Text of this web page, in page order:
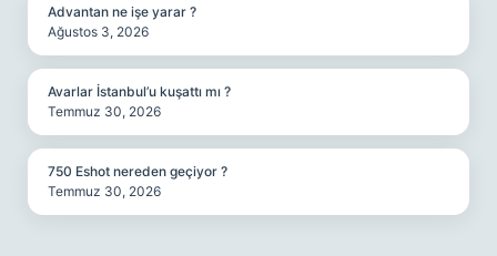
Advantan ne işe yarar ?
Ağustos 3, 2026
Avarlar İstanbul’u kuşattı mı ?
Temmuz 30, 2026
750 Eshot nereden geçiyor ?
Temmuz 30, 2026